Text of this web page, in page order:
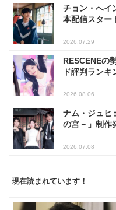
チョン・へイ
本配信スター
2026.07.29
RESCENEの
ド評判ランキ
2026.08.06
ナム・ジュヒ
の宮－」制作
2026.07.08
現在読まれています！